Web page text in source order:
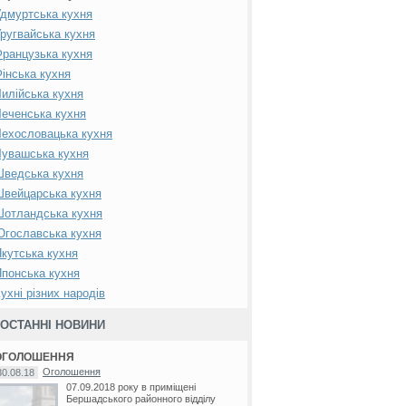
кухня
кухня
кухня
кухня
кухня
кухня
кухня
кухня
Шведська кухня
Швейцарська кухня
Шотландська кухня
кухня
кухня
кухня
різних народів
ОСТАННІ НОВИНИ
Оголошення
07.09.2018 року в приміщені
Бершадського районного відділу